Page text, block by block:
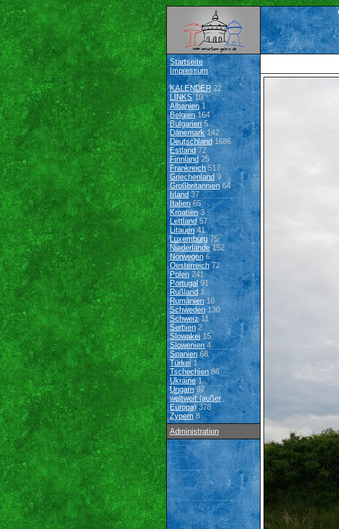
Startseite
Impressum
KALENDER22
LINKS10
Albanien1
Belgien164
Bulgarien 5
Dänemark142
Deutschland 1686
Estland 72
Finnland 25
Frankreich517
Griechenland9
Großbritannien64
Irland 37
Italien65
Kroatien3
Lettland57
Litauen41
Luxemburg 75
Niederlande152
Norwegen6
Oesterreich72
Polen 241
Portugal91
Rußland 1
Rumänien10
Schweden 130
Schweiz11
Serbien2
Slowakei15
Slowenien4
Spanien68
Türkei1
Tschechien 86
Ukraine1
Ungarn97
weltweit (außer
Europa)378
Zypern8
Administration